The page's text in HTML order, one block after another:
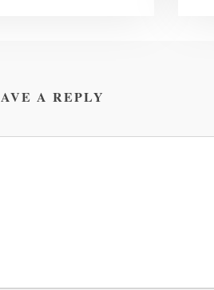
A REPLY